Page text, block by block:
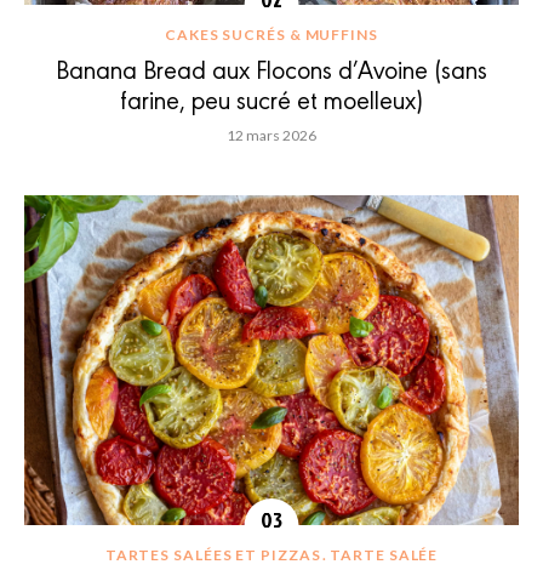
CAKES SUCRÉS & MUFFINS
Banana Bread aux Flocons d’Avoine (sans
farine, peu sucré et moelleux)
12 mars 2026
TARTES SALÉES ET PIZZAS TARTE SALÉE